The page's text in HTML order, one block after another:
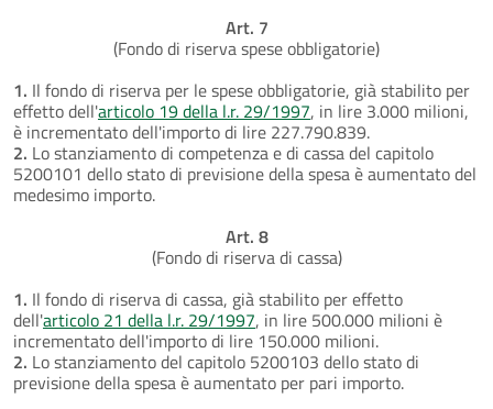
Art. 7
(Fondo di riserva spese obbligatorie)
1. Il fondo di riserva per le spese obbligatorie, già stabilito per
effetto dell'articolo 19 della l.r. 29/1997, in lire 3.000 milioni,
è incrementato dell'importo di lire 227.790.839.
2. Lo stanziamento di competenza e di cassa del capitolo
5200101 dello stato di previsione della spesa è aumentato del
medesimo importo.
Art. 8
(Fondo di riserva di cassa)
1. Il fondo di riserva di cassa, già stabilito per effetto
dell'articolo 21 della l.r. 29/1997, in lire 500.000 milioni è
incrementato dell'importo di lire 150.000 milioni.
2. Lo stanziamento del capitolo 5200103 dello stato di
previsione della spesa è aumentato per pari importo.